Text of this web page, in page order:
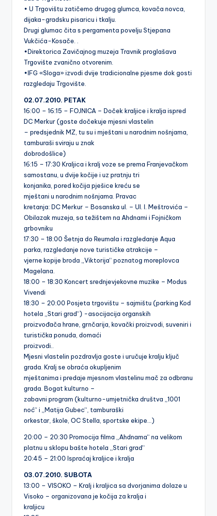
• U Trgovištu zatičemo drugog glumca, kovača novca,
dijaka-gradsku pisaricu i tkalju.
Drugi glumac čita s pergamenta povelju Stjepana
Vukčića-Kosače. .
•Direktorica Zavičajnog muzeja Travnik proglašava
Trgovište zvanično otvorenim.
•IFG «Sloga» izvodi dvije tradicionalne pjesme dok gosti
razgledaju Trgovište.
02.07.2010. PETAK
16:00 – 16:15 – FOJNICA – Doček kraljice i kralja ispred
DC Merkur (goste dočekuje mjesni vlastelin
– predsjednik MZ, tu su i mještani u narodnim nošnjama,
tamburaši sviraju u znak
dobrodošlice)
16:15 – 17:30 Kraljica i kralj voze se prema Franjevačkom
samostanu, u dvije kočije i uz pratnju tri
konjanika, pored kočija pješice kreću se
mještani u narodnim nošnjama. Pravac
kretanja: DC Merkur – Bosanska ul. – Ul. I. Meštrovića –
Obilazak muzeja, sa težištem na Ahdnami i Fojničkom
grbovniku
17:30 – 18:00 Šetnja do Reumala i razgledanje Aqua
parka, razgledanje nove turističke atrakcije –
vjerne kopije broda „Viktorija“ poznatog moreplovca
Magelana.
18:00 – 18:30 Koncert srednjevjekovne muzike – Modus
Vivendi
18:30 – 20:00 Posjeta trgovištu – sajmištu (parking Kod
hotela „Stari grad“) -asocijacija organskih
proizvođača hrane, grnčarija, kovački proizvodi, suveniri i
turistička ponuda, domaći
proizvodi..
Mjesni vlastelin pozdravlja goste i uručuje kralju ključ
grada. Kralj se obraća okupljenim
mještanima i predaje mjesnom vlastelinu mač za odbranu
grada. Bogat kulturno –
zabavni program (kulturno-umjetnička društva „1001
noć“ i „Matija Gubec“, tamburaški
orkestar, škole, OC Stella, sportske ekipe…)
20:00 – 20:30 Promocija filma „Ahdnama“ na velikom
platnu u sklopu bašte hotela „Stari grad“
20:45 – 21:00 Ispraćaj kraljice i kralja
03.07.2010. SUBOTA
13:00 – VISOKO – Kralj i kraljica sa dvorjanima dolaze u
Visoko – organizovana je kočija za kralja i
kraljicu